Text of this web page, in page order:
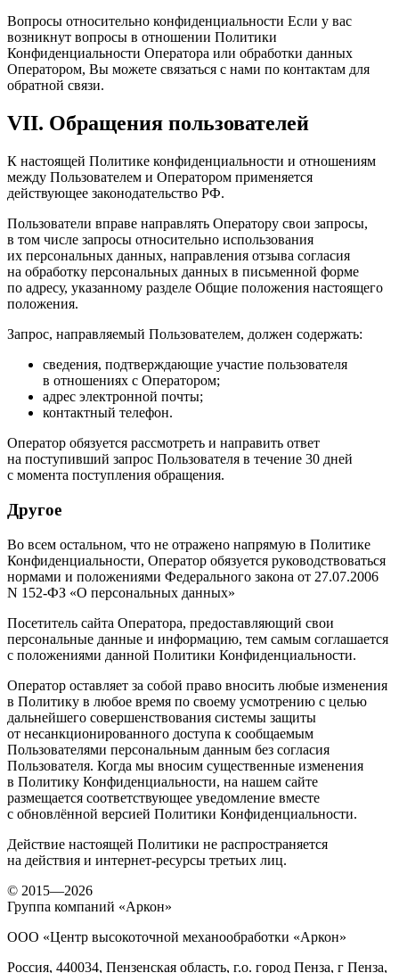
Вопросы относительно конфиденциальности Если у вас
возникнут вопросы в отношении Политики
Конфиденциальности Оператора или обработки данных
Оператором, Вы можете связаться с нами по контактам для
обратной связи.
VII. Обращения пользователей
К настоящей Политике конфиденциальности и отношениям
между Пользователем и Оператором применяется
действующее законодательство РФ.
Пользователи вправе направлять Оператору свои запросы,
в том числе запросы относительно использования
их персональных данных, направления отзыва согласия
на обработку персональных данных в письменной форме
по адресу, указанному разделе Общие положения настоящего
положения.
Запрос, направляемый Пользователем, должен содержать:
сведения, подтверждающие участие пользователя
в отношениях с Оператором;
адрес электронной почты;
контактный телефон.
Оператор обязуется рассмотреть и направить ответ
на поступивший запрос Пользователя в течение 30 дней
с момента поступления обращения.
Другое
Во всем остальном, что не отражено напрямую в Политике
Конфиденциальности, Оператор обязуется руководствоваться
нормами и положениями Федерального закона от 27.07.2006
N 152-ФЗ «О персональных данных»
Посетитель сайта Оператора, предоставляющий свои
персональные данные и информацию, тем самым соглашается
с положениями данной Политики Конфиденциальности.
Оператор оставляет за собой право вносить любые изменения
в Политику в любое время по своему усмотрению с целью
дальнейшего совершенствования системы защиты
от несанкционированного доступа к сообщаемым
Пользователями персональным данным без согласия
Пользователя. Когда мы вносим существенные изменения
в Политику Конфиденциальности, на нашем сайте
размещается соответствующее уведомление вместе
с обновлённой версией Политики Конфиденциальности.
Действие настоящей Политики не распространяется
на действия и интернет-ресурсы третьих лиц.
© 2015—2026
Группа компаний «Аркон»
ООО «Центр высокоточной механообработки «Аркон»
Россия, 440034, Пензенская область, г.о. город Пенза, г Пенза,